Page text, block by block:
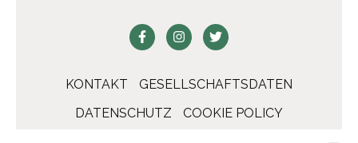
KONTAKT
GESELLSCHAFTSDATEN
DATENSCHUTZ
COOKIE POLICY